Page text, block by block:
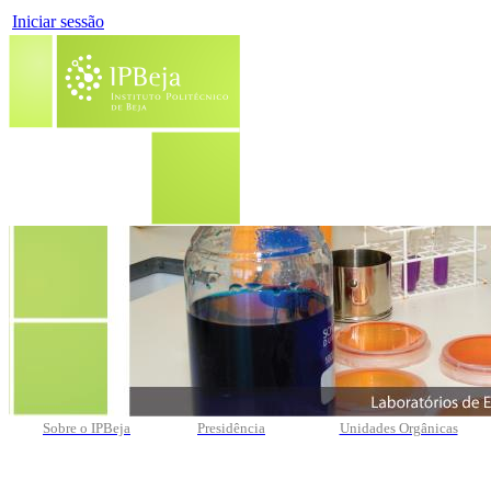
Iniciar sessão
Sobre o IPBeja Presidência Unidades Orgânicas